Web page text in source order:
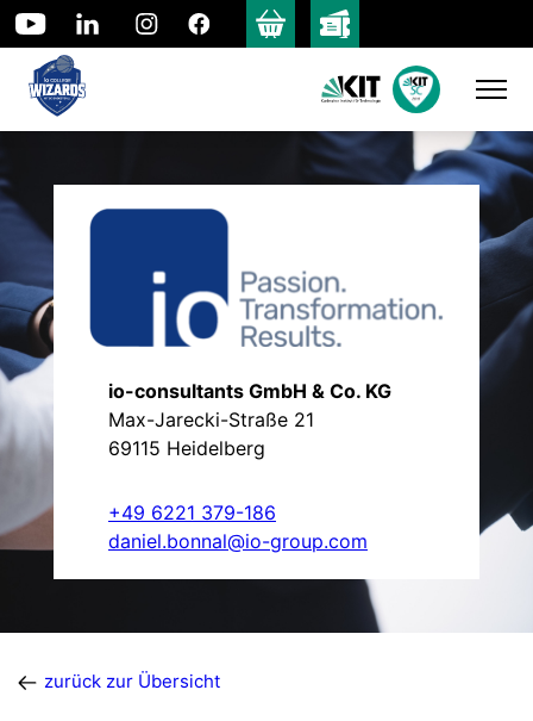
Skip
to
content
io-consultants GmbH & Co. KG
Max-Jarecki-Straße 21
69115 Heidelberg
+49 6221 379-186
daniel.bonnal@io-group.com
zurück zur Übersicht